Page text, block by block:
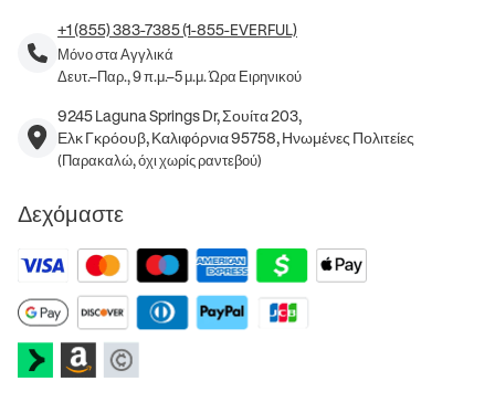
+1 (855) 383-7385 (1-855-EVERFUL)
Μόνο στα Αγγλικά
Δευτ.–Παρ., 9 π.μ.–5 μ.μ. Ώρα Ειρηνικού
9245 Laguna Springs Dr, Σουίτα 203,
Ελκ Γκρόουβ, Καλιφόρνια 95758, Ηνωμένες Πολιτείες
(Παρακαλώ, όχι χωρίς ραντεβού)
Δεχόμαστε